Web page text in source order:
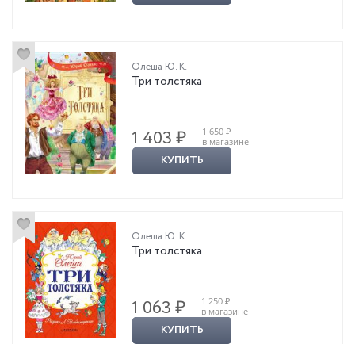
Олеша Ю. К.
Три толстяка
1 403 ₽
1 650 ₽
в магазине
КУПИТЬ
Олеша Ю. К.
Три толстяка
1 063 ₽
1 250 ₽
в магазине
КУПИТЬ